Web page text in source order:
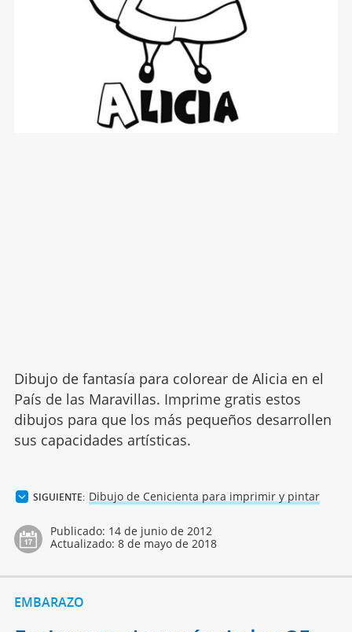
Dibujo de fantasía para colorear de Alicia en el
País de las Maravillas. Imprime gratis estos
dibujos para que los más pequeños desarrollen
sus capacidades artísticas.
SIGUIENTE: Dibujo de Cenicienta para imprimir y pintar
Publicado: 14 de junio de 2012
Actualizado: 8 de mayo de 2018
EMBARAZO